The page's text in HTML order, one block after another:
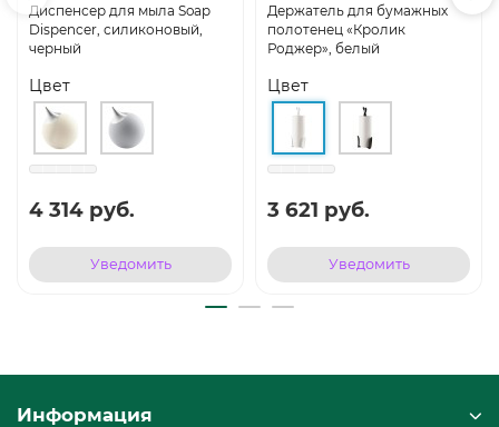
Диспенсер для мыла Soap
Dispencer, силиконовый,
черный
Цвет
4 314 руб.
Уведомить
Держатель для бумажных
полотенец «Кролик
Роджер», белый
Цвет
3 621 руб.
Уведомить
Информация